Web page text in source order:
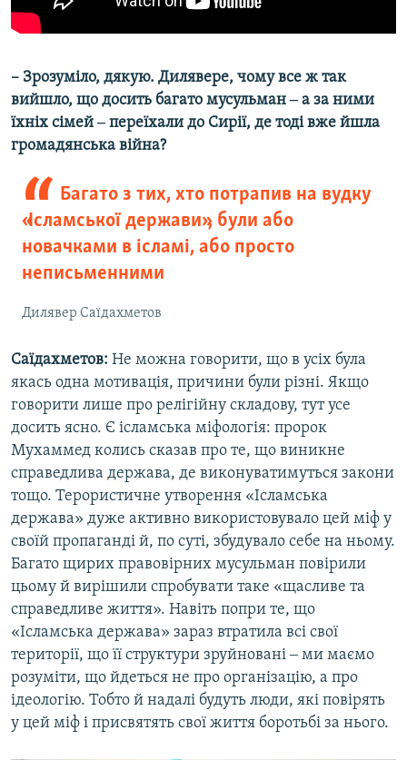
– Зрозуміло, дякую. Дилявере, чому все ж так
вийшло, що досить багато мусульман ‒ а за ними
їхніх сімей ‒ переїхали до Сирії, де тоді вже йшла
громадянська війна?​
Багато з тих, хто потрапив на вудку
«Ісламської держави», були або
новачками в ісламі, або просто
неписьменними
Дилявер Саїдахметов
Саїдахметов: Не можна говорити, що в усіх була
якась одна мотивація, причини були різні. Якщо
говорити лише про релігійну складову, тут усе
досить ясно. Є ісламська міфологія: пророк
Мухаммед колись сказав про те, що виникне
справедлива держава, де виконуватимуться закони
тощо. Терористичне утворення «Ісламська
держава» дуже активно використовувало цей міф у
своїй пропаганді й, по суті, збудувало себе на ньому.
Багато щирих правовірних мусульман повірили
цьому й вирішили спробувати таке «щасливе та
справедливе життя». Навіть попри те, що
«Ісламська держава» зараз втратила всі свої
території, що її структури зруйновані ‒ ми маємо
розуміти, що йдеться не про організацію, а про
ідеологію. Тобто й надалі будуть люди, які повірять
у цей міф і присвятять свої життя боротьбі за нього.